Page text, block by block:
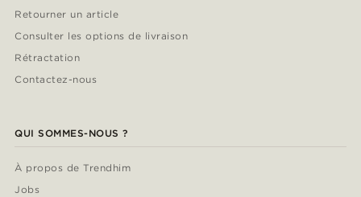
Retourner un article
Consulter les options de livraison
Rétractation
Contactez-nous
QUI SOMMES-NOUS ?
À propos de Trendhim
Jobs